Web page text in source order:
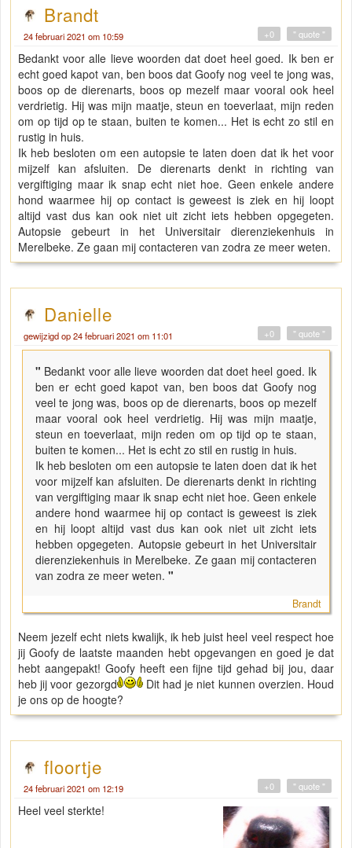
Brandt
24 februari 2021 om 10:59 " quote "
+0
Bedankt voor alle lieve woorden dat doet heel goed. Ik ben er
echt goed kapot van, ben boos dat Goofy nog veel te jong was,
boos op de dierenarts, boos op mezelf maar vooral ook heel
verdrietig. Hij was mijn maatje, steun en toeverlaat, mijn reden
om op tijd op te staan, buiten te komen... Het is echt zo stil en
rustig in huis.
Ik heb besloten om een autopsie te laten doen dat ik het voor
mijzelf kan afsluiten. De dierenarts denkt in richting van
vergiftiging maar ik snap echt niet hoe. Geen enkele andere
hond waarmee hij op contact is geweest is ziek en hij loopt
altijd vast dus kan ook niet uit zicht iets hebben opgegeten.
Autopsie gebeurt in het Universitair dierenziekenhuis in
Merelbeke. Ze gaan mij contacteren van zodra ze meer weten.
Danielle
gewijzigd op 24 februari 2021 om 11:01 " quote "
+0
" Bedankt voor alle lieve woorden dat doet heel goed. Ik
ben er echt goed kapot van, ben boos dat Goofy nog
veel te jong was, boos op de dierenarts, boos op mezelf
maar vooral ook heel verdrietig. Hij was mijn maatje,
steun en toeverlaat, mijn reden om op tijd op te staan,
buiten te komen... Het is echt zo stil en rustig in huis.
Ik heb besloten om een autopsie te laten doen dat ik het
voor mijzelf kan afsluiten. De dierenarts denkt in richting
van vergiftiging maar ik snap echt niet hoe. Geen enkele
andere hond waarmee hij op contact is geweest is ziek
en hij loopt altijd vast dus kan ook niet uit zicht iets
hebben opgegeten. Autopsie gebeurt in het Universitair
dierenziekenhuis in Merelbeke. Ze gaan mij contacteren
van zodra ze meer weten. "
Brandt
Neem jezelf echt niets kwalijk, ik heb juist heel veel respect hoe
jij Goofy de laatste maanden hebt opgevangen en goed je dat
hebt aangepakt! Goofy heeft een fijne tijd gehad bij jou, daar
heb jij voor gezorgd
Dit had je niet kunnen overzien. Houd
je ons op de hoogte?
floortje
24 februari 2021 om 12:19 " quote "
+0
Heel veel sterkte!